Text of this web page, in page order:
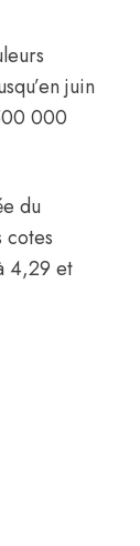
juin
000
du
cotes
4,29 et